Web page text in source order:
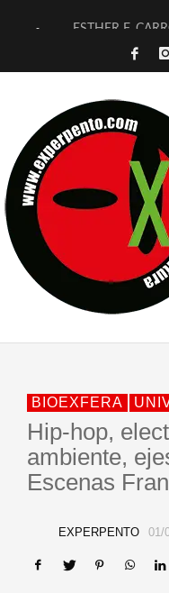
ESTHER F.
[TERRA DE
TIMBRE 4, LA
30 AÑOS (NO ES
D’BALDOMEROS
MARSHALL FLASH
JOFRE BARDAGÍ
BIOEXFERA
Hip-hop,
ambiente,
Escenas
EXPERPENTO 01/